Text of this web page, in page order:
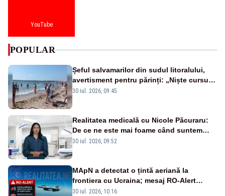
YouTube
POPULAR
Șeful salvamarilor din sudul litoralului,
avertisment pentru părinți: „Niște cursuri
de înot la piscină nu sunt suficiente”
30 iul. 2026, 09:45
Realitatea medicală cu Nicole Păcuraru:
De ce ne este mai foame când suntem
obosiți?
30 iul. 2026, 09:52
MApN a detectat o țintă aeriană la
frontiera cu Ucraina; mesaj RO-Alert
transmis în județul Tulcea
30 iul. 2026, 10:16